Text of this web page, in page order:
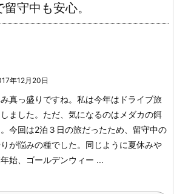
守中も安心。
年12月20日
真っ盛りですね。 私は今年はドライブ旅
ました。 ただ、気になるのはメダカの餌
今回は2泊３日の旅だったため、留守中の
が悩みの種でした。 同じように夏休みや
始、ゴールデンウィー ...